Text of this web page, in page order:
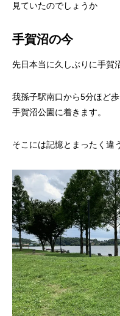
見ていたのでしょうか
手賀沼の今
先日本当に久しぶりに手賀
我孫子駅南口から5分ほど歩
手賀沼公園に着きます。
そこには記憶とまったく違